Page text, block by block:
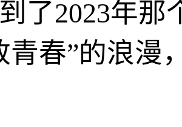
了2023年
青春”的浪漫